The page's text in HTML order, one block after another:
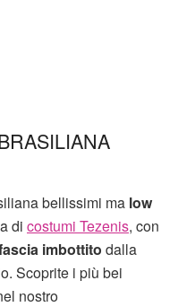
bellissimi ma low
di costumi Tezenis, con
imbottito dalla
Scoprite i più bei
nostro